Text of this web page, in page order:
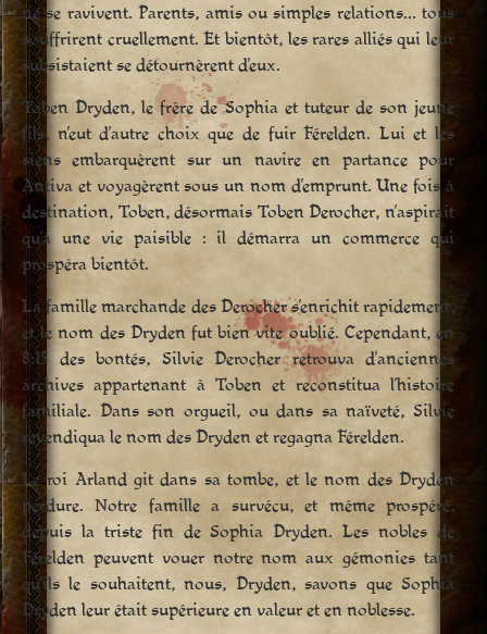
ne se ravivent. Parents, amis ou simples relations… tous
souffrirent cruellement. Et bientôt, les rares alliés qui leur
subsistaient se détournèrent d’eux.
Toben Dryden, le frère de Sophia et tuteur de son jeune
fils, n’eut d’autre choix que de fuir Férelden. Lui et les
siens embarquèrent sur un navire en partance pour
Antiva et voyagèrent sous un nom d’emprunt. Une fois à
destination, Toben, désormais Toben Derocher, n’aspirait
qu’à une vie paisible : il démarra un commerce qui
prospéra bientôt.
La famille marchande des Derocher s’enrichit rapidement,
et le nom des Dryden fut bien vite oublié. Cependant, en
8:15 des bontés, Silvie Derocher retrouva d’anciennes
archives appartenant à Toben et reconstitua l’histoire
familiale. Dans son orgueil, ou dans sa naïveté, Silvie
revendiqua le nom des Dryden et regagna Férelden.
Le roi Arland git dans sa tombe, et le nom des Dryden
perdure. Notre famille a survécu, et même prospéré,
depuis la triste fin de Sophia Dryden. Les nobles de
Férelden peuvent vouer notre nom aux gémonies tant
qu’ils le souhaitent, nous, Dryden, savons que Sophia
Dryden leur était supérieure en valeur et en noblesse.